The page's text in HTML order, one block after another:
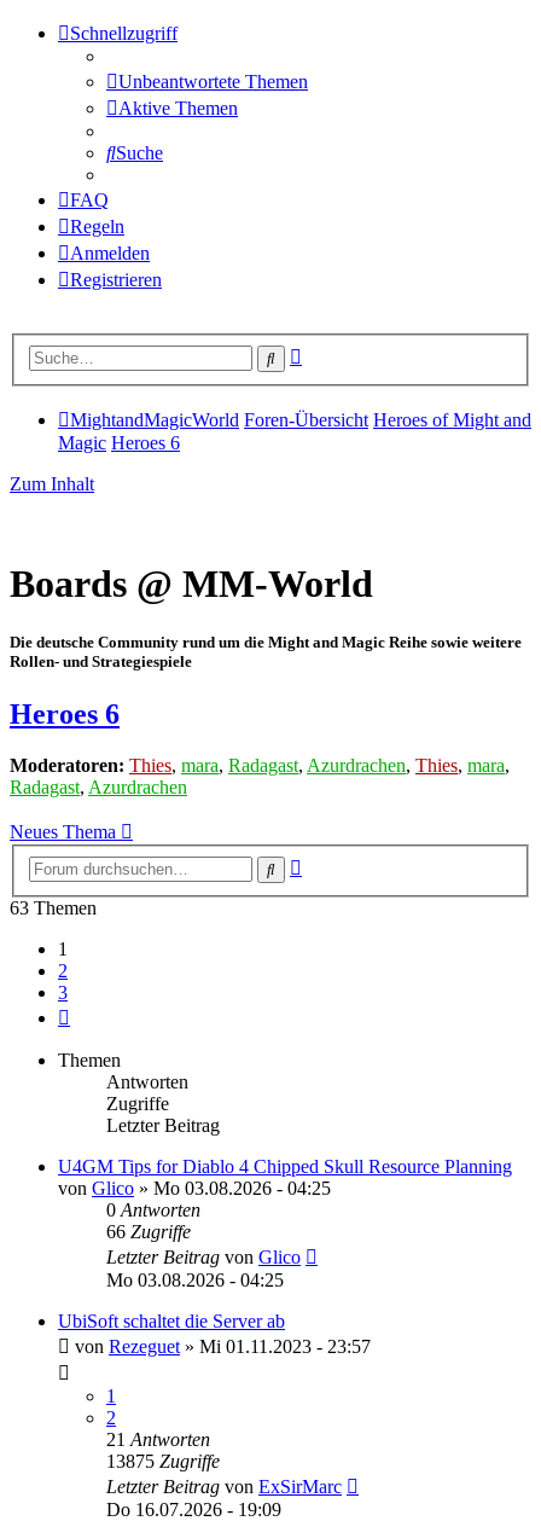
Schnellzugriff
Unbeantwortete Themen
Aktive Themen
Suche
FAQ
Regeln
Anmelden
Registrieren
Suche
MightandMagicWorld Foren-Übersicht Heroes of Might and
Magic Heroes 6
Zum Inhalt
Boards @ MM-World
Die deutsche Community rund um die Might and Magic Reihe sowie weitere
Rollen- und Strategiespiele
Heroes 6
Moderatoren: Thies, mara, Radagast, Azurdrachen, Thies, mara,
Radagast, Azurdrachen
Neues Thema
Suche
63 Themen
1
2
3
Themen
Antworten
Zugriffe
Letzter Beitrag
U4GM Tips for Diablo 4 Chipped Skull Resource Planning
von Glico » Mo 03.08.2026 - 04:25
0 Antworten
66 Zugriffe
Letzter Beitrag von Glico
Mo 03.08.2026 - 04:25
UbiSoft schaltet die Server ab
von Rezeguet » Mi 01.11.2023 - 23:57
1
2
21 Antworten
13875 Zugriffe
Letzter Beitrag von ExSirMarc
Do 16.07.2026 - 19:09